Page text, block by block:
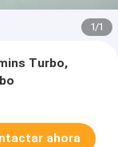
1/1
Turbo,
ahora